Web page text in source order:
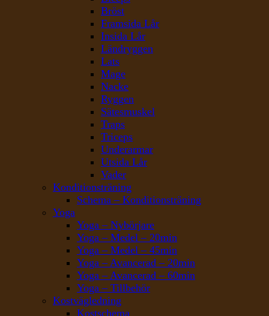
Bröst
Framsida Lår
Insida Lår
Ländryggen
Lats
Mage
Nacke
Ryggen
Sätesmuskel
Traps
Triceps
Underarmar
Utsida Lår
Vader
Konditionsträning
Schema – Konditionsträning
Yoga
Yoga – Nybörjare
Yoga – Medel – 20min
Yoga – Medel – 45min
Yoga – Avancerad – 20min
Yoga – Avancerad – 60min
Yoga – Tillbehör
Kostvägledning
Kostschema